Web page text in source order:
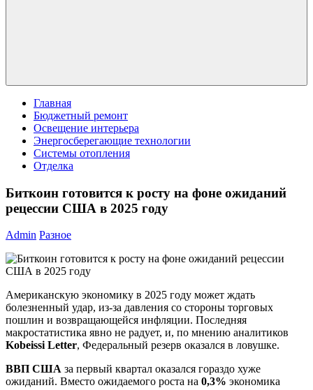
Главная
Бюджетный ремонт
Освещение интерьера
Энергосберегающие технологии
Системы отопления
Отделка
Биткоин готовится к росту на фоне ожиданий
рецессии США в 2025 году
Admin Разное
Американскую экономику в 2025 году может ждать
болезненный удар, из-за давления со стороны торговых
пошлин и возвращающейся инфляции. Последняя
макростатистика явно не радует, и, по мнению аналитиков
Kobeissi Letter, Федеральный резерв оказался в ловушке.
ВВП США за первый квартал оказался гораздо хуже
ожиданий. Вместо ожидаемого роста на 0,3% экономика